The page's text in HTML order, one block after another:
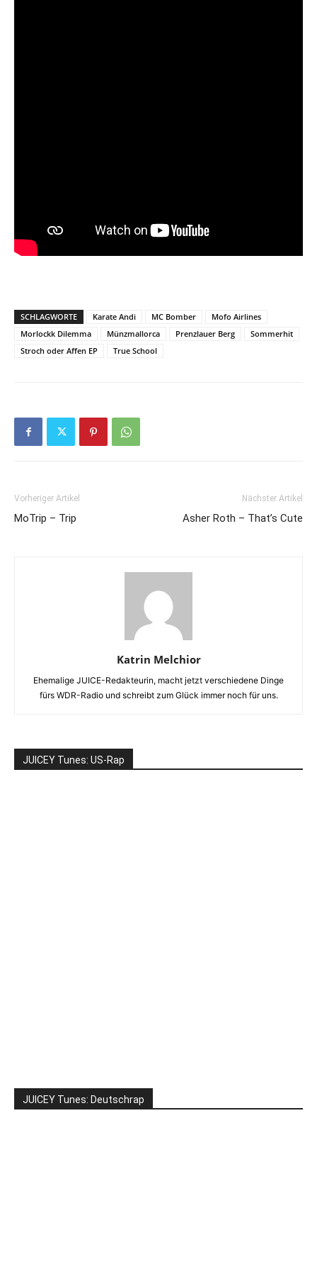
SCHLAGWORTE Karate Andi MC Bomber
Mofo Airlines
Morlockk Dilemma
Münzmallorca Prenzlauer Berg
Sommerhit
Stroch oder Affen EP
True School
Vorheriger Artikel
MoTrip – Trip
Nächster Artikel
Asher Roth – That’s Cute
Katrin Melchior
Ehemalige JUICE-Redakteurin, macht jetzt verschiedene Dinge
fürs WDR-Radio und schreibt zum Glück immer noch für uns.
JUICEY Tunes: US-Rap
JUICEY Tunes: Deutschrap